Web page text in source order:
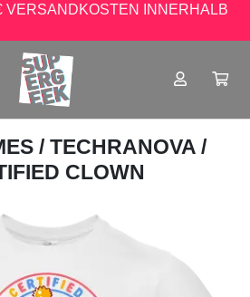
VERSANDKOSTEN INNERHALB
/ TECHRANOVA /
CLOWN